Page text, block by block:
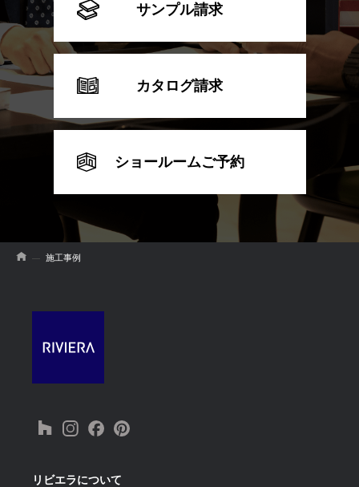
サンプル請求
カタログ請求
ショールームご予約
施工事例
リビエラについて